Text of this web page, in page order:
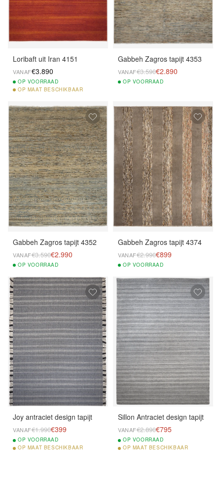
Loribaft uit Iran 4151
VANAF€3.890
OP VOORRAAD
OP MAAT BESCHIKBAAR
Gabbeh Zagros tapijt 4353
VANAF€3.590€2.890
OP VOORRAAD
Gabbeh Zagros tapijt 4352
VANAF€3.590€2.990
OP VOORRAAD
Gabbeh Zagros tapijt 4374
VANAF€2.990€899
OP VOORRAAD
Joy antraciet design tapijt
VANAF€1.990€399
OP VOORRAAD
OP MAAT BESCHIKBAAR
Sillon Antraciet design tapijt
VANAF€2.890€795
OP VOORRAAD
OP MAAT BESCHIKBAAR